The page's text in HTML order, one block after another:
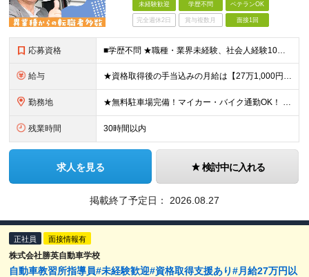
未経験歓迎 学歴不問 ベテランOK
完全週休2日 賞与複数月 面接1回
応募資格 ■学歴不問 ★職種・業界未経験、社会人経験10年以上の方も大歓迎 ■普通自動車運転免許をお持ちの方 ★AT限定免許でも応募可能です。入社後に限定解除をします。 ≪こんな方にピッタリ≫ □ 満員電車で
給与 ★資格取得後の手当込みの月給は【27万1,000円】となります。 月給21万1,000円～26万円＋各種手当＋賞与年2回 ※経験・年齢・能力などを考慮の上、決定いたします。 ※残業代は全額別途支給い
勤務地 ★無料駐車場完備！マイカー・バイク通勤OK！ 【スマートドライバースクール川越】 埼玉県川越市大字古谷上6058 ※1年以内での他校の応援としての転勤があります。 （住宅補助あり） ※U・Iターン
残業時間 30時間以内
求人を見る 検討中に入れる
掲載終了予定日： 2026.08.27
正社員 面接情報有
株式会社勝英自動車学校
自動車教習所指導員#未経験歓迎#資格取得支援あり#月給27万円以